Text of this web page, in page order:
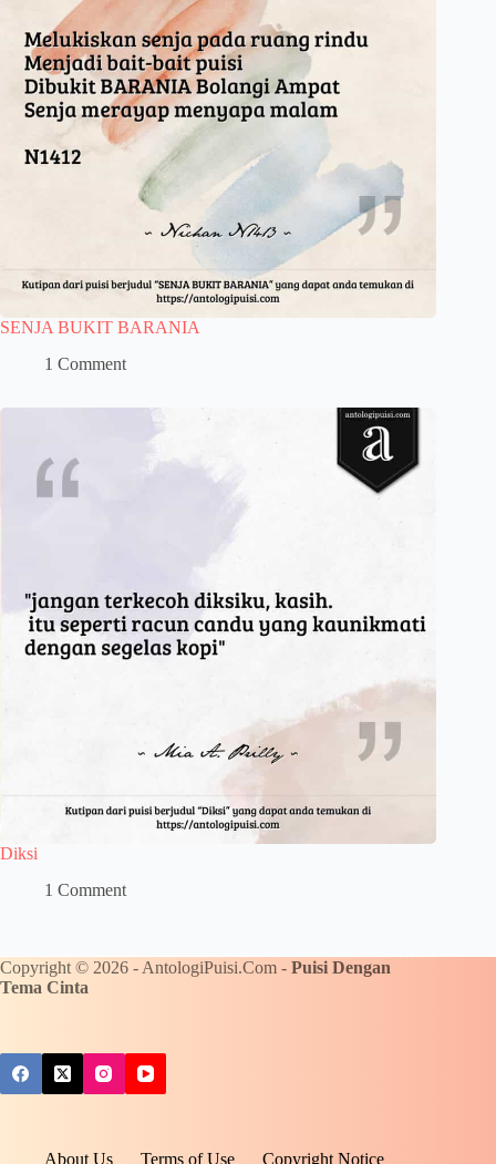
SENJA BUKIT BARANIA
1 Comment
Diksi
1 Comment
Copyright © 2026 - AntologiPuisi.Com - Puisi Dengan
Tema Cinta
About Us Terms of Use Copyright Notice